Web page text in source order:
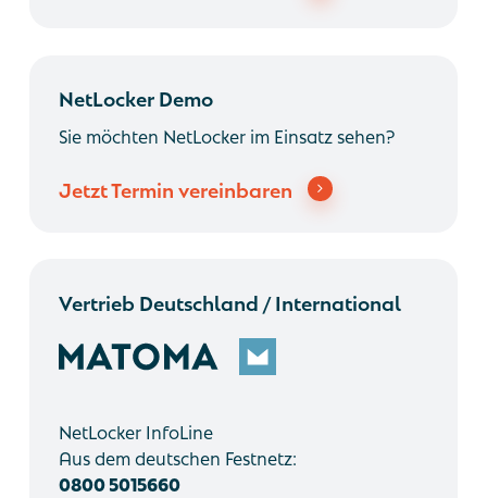
DemoNetLocker Demo
Sie möchten NetLocker im Einsatz sehen?
Jetzt Termin vereinbaren
Vertrieb Deutschland / International
NetLocker InfoLine
Aus dem deutschen Festnetz:
0800 5015660